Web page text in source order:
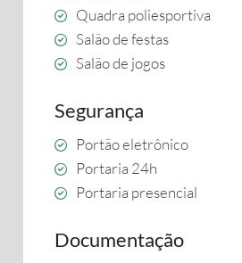
Quadra poliesportiva
Salão de festas
Salão de jogos
Segurança
Portão eletrônico
Portaria 24h
Portaria presencial
Documentação